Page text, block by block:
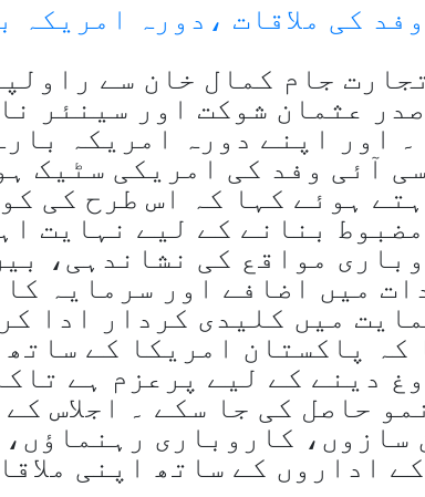
کی ملاقات ،دورہ امریکہ
جام کمال خان سے
عثمان شوکت اور سینئر
۔ اور اپنے دورہ امریکہ
آئی وفد کی امریکی سٹیک
ہوئے کہا کہ اس طرح کی
بنانے کے لیے نہایت
مواقع کی نشاندہی،
میں اضافے اور سرمایہ
میں کلیدی کردار ادا
کہ پاکستان امریکا کے ساتھ
دینے کے لیے پرعزم ہے
حاصل کی جا سکے ۔ اجلاس
سازوں، کاروباری رہنماؤں،
اداروں کے ساتھ اپنی